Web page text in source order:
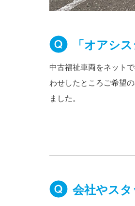
「オアシ
中古福祉車両をネット
わせしたところご希望
ました。
会社やス